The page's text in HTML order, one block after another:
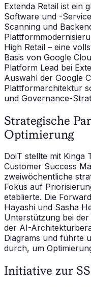
Extenda Retail ist ein
Software und -
Scanning und
High Retail – eine
Basis von Google
Platform Lead bei
Auswahl der Google
Plattformarchitektur
und Governance-
Strategische
Optimierung
DoiT stellte mit Kinga
Customer Success
zweiwöchentliche
Fokus auf
etablierte. Die
Hayashi und Sasha
Unterstützung bei
der AI-
Diagrams und führte
durch, um
Initiative zur